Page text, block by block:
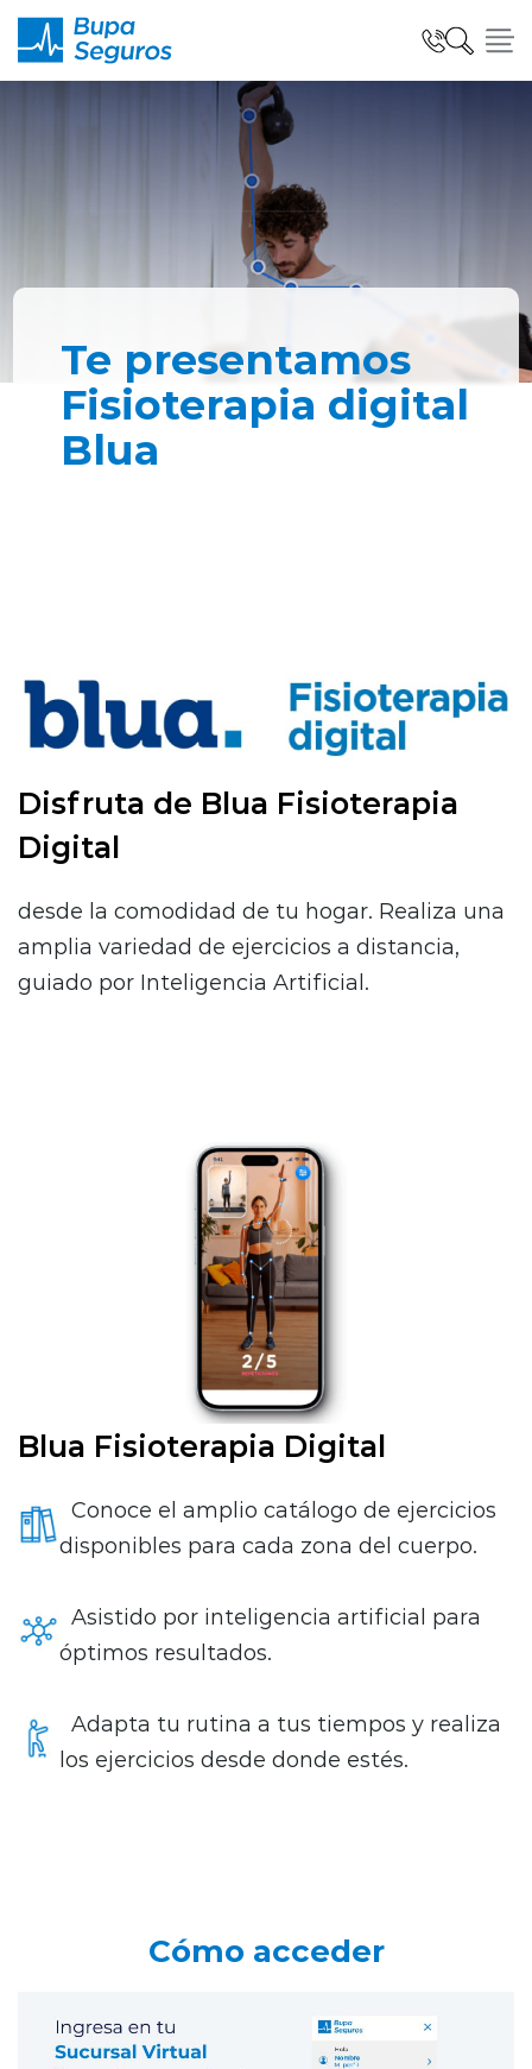
Seguros para Personas
Seguros para Empresas
Centro de Ayuda
Te presentamos
Fisioterapia digital
Blua
Disfruta de Blua Fisioterapia
Digital
desde la comodidad de tu hogar. Realiza una
amplia variedad de ejercicios a distancia,
guiado por Inteligencia Artificial.
Blua Fisioterapia Digital
Conoce el amplio catálogo de ejercicios
disponibles para cada zona del cuerpo.
Asistido por inteligencia artificial para
óptimos resultados.
Adapta tu rutina a tus tiempos y realiza
los ejercicios desde donde estés.
Cómo acceder